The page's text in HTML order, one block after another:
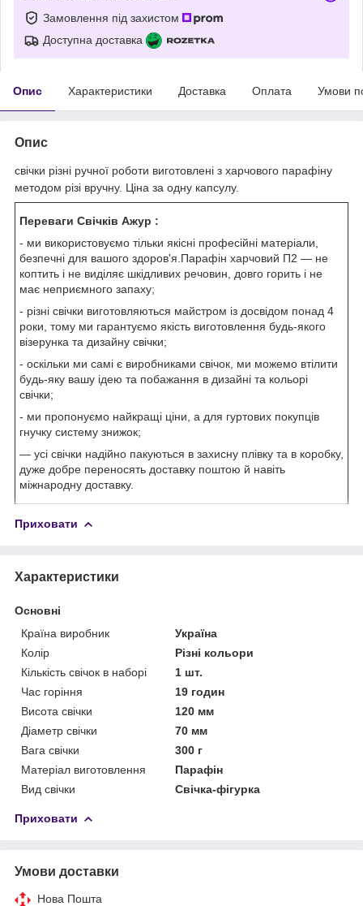
Замовлення під захистом
Доступна доставка
Опис Характеристики Доставка Оплата Умови
Опис
свічки різні ручної роботи виготовлені з харчового парафіну
методом різі вручну. Ціна за одну капсулу.
Переваги Свічків Ажур :
- ми використовуємо тільки якісні професійні матеріали,
безпечні для вашого здоров'я.Парафін харчовий П2 — не
коптить і не виділяє шкідливих речовин, довго горить і не
має неприємного запаху;
- різні свічки виготовляються майстром із досвідом понад 4
роки, тому ми гарантуємо якість виготовлення будь-якого
візерунка та дизайну свічки;
- оскільки ми самі є виробниками свічок, ми можемо втілити
будь-яку вашу ідею та побажання в дизайні та кольорі
свічки;
- ми пропонуємо найкращі ціни, а для гуртових покупців
гнучку систему знижок;
— усі свічки надійно пакуються в захисну плівку та в коробку,
дуже добре переносять доставку поштою й навіть
міжнародну доставку.
Приховати
Характеристики
Основні
Країна виробник
Україна
Колір
Різні кольори
Кількість свічок в наборі
1 шт.
Час горіння
19 годин
Висота свічки
120 мм
Діаметр свічки
70 мм
Вага свічки
300 г
Матеріал виготовлення
Парафін
Вид свічки
Свічка-фігурка
Приховати
Умови доставки
Нова Пошта